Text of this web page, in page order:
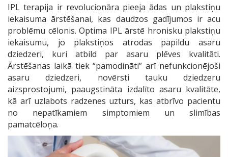
IPL terapija ir revolucionāra pieeja ādas un plakstiņu
iekaisuma ārstēšanai, kas daudzos gadījumos ir acu
problēmu cēlonis. Optima IPL ārstē hronisku plakstiņu
iekaisumu, jo plakstiņos atrodas papildu asaru
dziedzeri, kuri atbild par asaru plēves kvalitāti.
Ārstēšanas laikā tiek “pamodināti” arī nefunkcionējoši
asaru dziedzeri, novērsti tauku dziedzeru
aizsprostojumi, paaugstināta izdalīto asaru kvalitāte,
kā arī uzlabots radzenes uzturs, kas atbrīvo pacientu
no nepatīkamiem simptomiem un slimības
pamatcēloņa.